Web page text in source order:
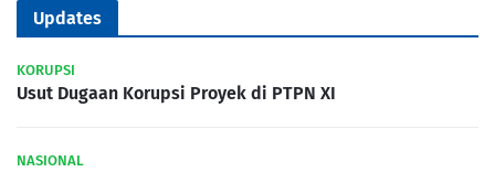
Updates
KORUPSI
Usut Dugaan Korupsi Proyek di PTPN XI
NASIONAL